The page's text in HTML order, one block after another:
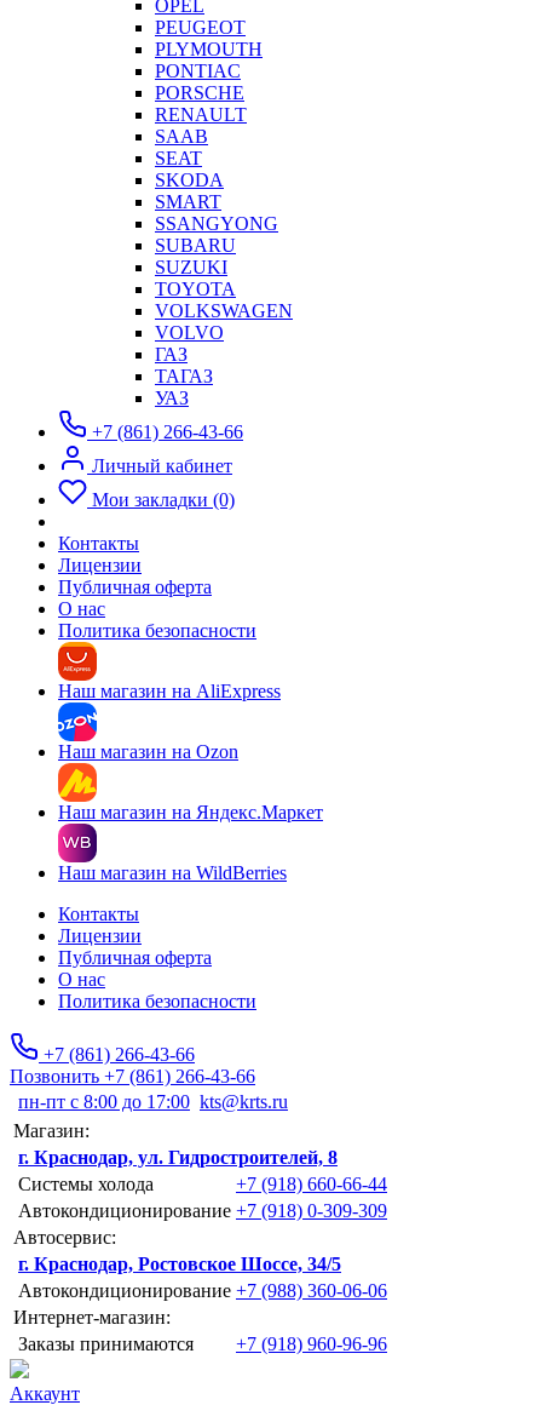
OPEL
PEUGEOT
PLYMOUTH
PONTIAC
PORSCHE
RENAULT
SAAB
SEAT
SKODA
SMART
SSANGYONG
SUBARU
SUZUKI
TOYOTA
VOLKSWAGEN
VOLVO
ГАЗ
ТАГАЗ
УАЗ
+7 (861) 266-43-66
Личный кабинет
Мои закладки (0)
Контакты
Лицензии
Публичная оферта
О нас
Политика безопасности
Наш магазин на AliExpress
Наш магазин на Ozon
Наш магазин на Яндекс.Маркет
Наш магазин на WildBerries
Контакты
Лицензии
Публичная оферта
О нас
Политика безопасности
+7 (861) 266-43-66
Позвонить +7 (861) 266-43-66
пн-пт с 8:00 до 17:00 kts@krts.ru
Магазин:
г. Краснодар, ул. Гидростроителей, 8
Системы холода
+7 (918) 660-66-44
Автокондиционирование +7 (918) 0-309-309
Автосервис:
г. Краснодар, Ростовское Шоссе, 34/5
Автокондиционирование +7 (988) 360-06-06
Интернет-магазин:
Заказы принимаются
+7 (918) 960-96-96
Аккаунт